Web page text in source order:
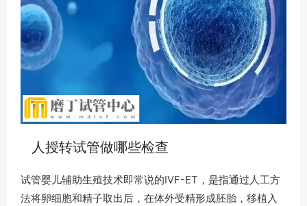
人授转试管做哪些检查
试管婴儿辅助生殖技术即常说的IVF-ET，是指通过人工方
法将卵细胞和精子取出后，在体外受精形成胚胎，移植入